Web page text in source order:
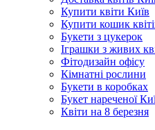
Купити квіти Київ
Купити кошик
Букети з цукерок
Іграшки з живих
Фітодизайн офісу
Кімнатні рослини
Букети в коробках
Букет нареченої
Квіти на 8 березня